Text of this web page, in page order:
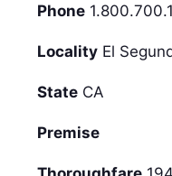
Phone
Locality El
State CA
Premise